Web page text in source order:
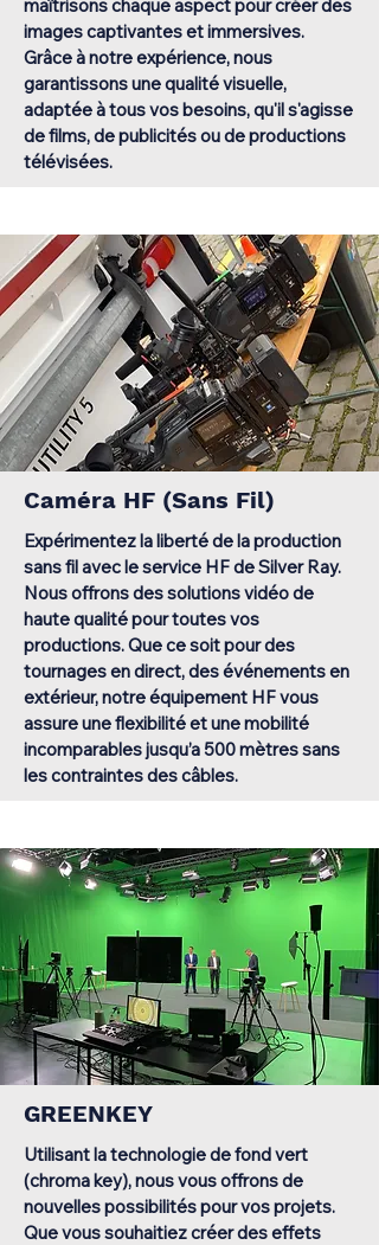
maîtrisons chaque aspect pour créer des
images captivantes et immersives.
Grâce à notre expérience, nous
garantissons une qualité visuelle,
adaptée à tous vos besoins, qu'il s'agisse
de films, de publicités ou de productions
télévisées.
Caméra HF (Sans Fil)
Expérimentez la liberté de la production
sans fil avec le service HF de Silver Ray.
Nous offrons des solutions vidéo de
haute qualité pour toutes vos
productions. Que ce soit pour des
tournages en direct, des événements en
extérieur, notre équipement HF vous
assure une flexibilité et une mobilité
incomparables jusqu’a 500 mètres sans
les contraintes des câbles.
GREENKEY
Utilisant la technologie de fond vert
(chroma key), nous vous offrons de
nouvelles possibilités pour vos projets.
Que vous souhaitiez créer des effets